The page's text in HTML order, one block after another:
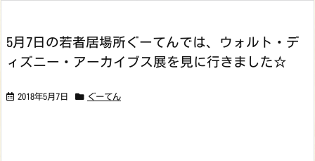
5月7日の若者居場所ぐーてんでは、ウォルト・デ
ィズニー・アーカイブス展を見に行きました☆
2018年5月7日 ぐーてん